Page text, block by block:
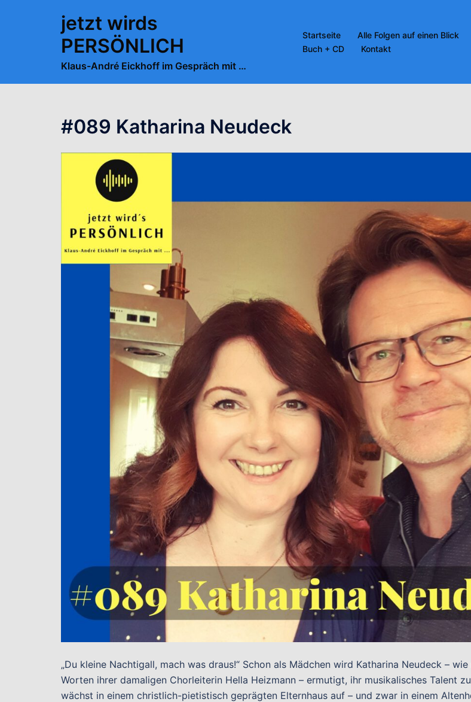
jetzt wirds
PERSÖNLICH
Klaus-André Eickhoff im Gespräch mit …
Startseite Alle Folgen auf einen Blick
Buch + CD
Kontakt
#089 Katharina Neudeck
„Du kleine Nachtigall, mach was draus!“ Schon als Mädchen wird Katharina Neudeck –
Worten ihrer damaligen Chorleiterin Hella Heizmann – ermutigt, ihr musikalisches Talent
wächst in einem christlich-pietistisch geprägten Elternhaus auf – und zwar in einem